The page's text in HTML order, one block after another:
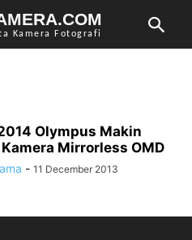
Kamera Fotografi
Olympus Makin
Mirrorless OMD
- 11 December 2013